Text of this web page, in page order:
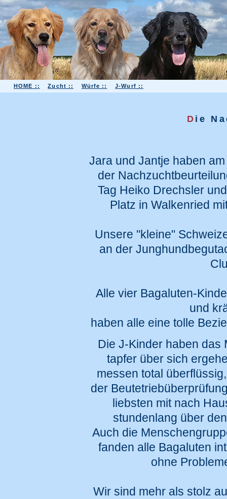
HOME :: Zucht :: Würfe :: J-Wurf ::
D ie
Jara und Jantje haben
der
Tag Heiko Drechsler
Platz in Walkenried
Unsere "kleine"
an der
Alle vier Bagaluten-
und
haben alle eine tolle
Die J-Kinder haben das
tapfer über sich
messen total
der
liebsten mit nach
stundenlang über
Auch die
fanden alle Bagaluten
ohne
Wir sind mehr als stolz